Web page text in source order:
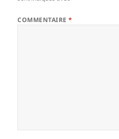
COMMENTAIRE*